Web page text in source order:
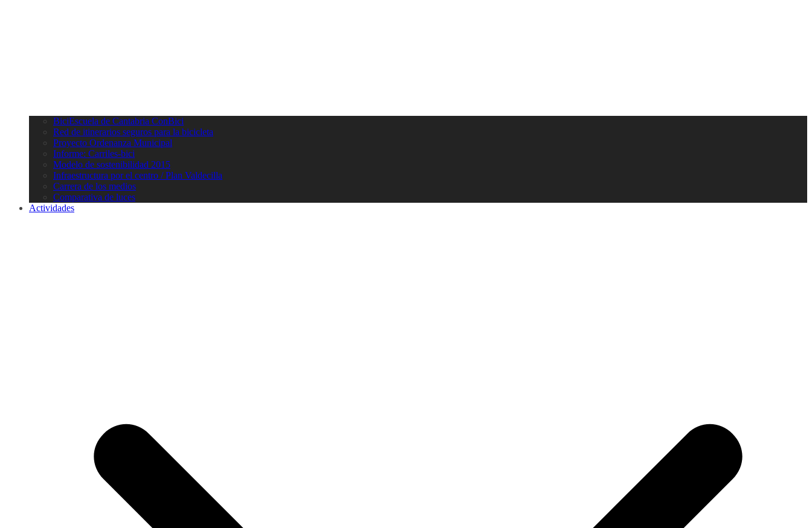
BiciEscuela de Cantabria ConBici
Red de itinerarios seguros para la bicicleta
Proyecto Ordenanza Municipal
Informe: Carriles-bici
Modelo de sostenibilidad 2015
Infraestructura por el centro / Plan Valdecilla
Carrera de los medios
Comparativa de luces
Actividades